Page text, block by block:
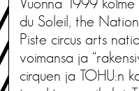
Vuonna 1999 kolme
du Soleil, the
Piste circus arts
voimansa ja
cirquen ja TOHU:n